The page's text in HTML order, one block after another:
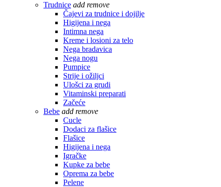
Trudnice add remove
Čajevi za trudnice i dojilje
Higijena i nega
Intimna nega
Kreme i losioni za telo
Nega bradavica
Nega nogu
Pumpice
Strije i ožiljci
Ulošci za grudi
Vitaminski preparati
Začeće
Bebe add remove
Cucle
Dodaci za flašice
Flašice
Higijena i nega
Igračke
Kupke za bebe
Oprema za bebe
Pelene